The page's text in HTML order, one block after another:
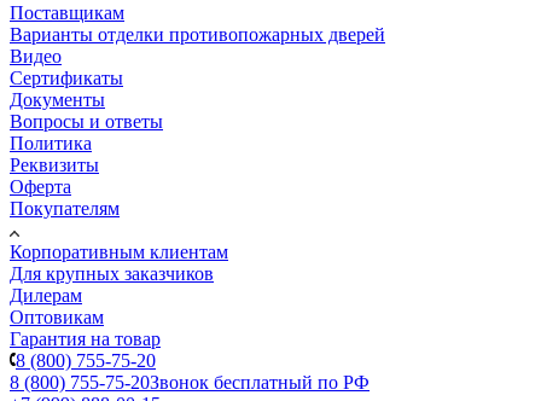
Поставщикам
Варианты отделки противопожарных дверей
Видео
Сертификаты
Документы
Вопросы и ответы
Политика
Реквизиты
Оферта
Покупателям
Корпоративным клиентам
Для крупных заказчиков
Дилерам
Оптовикам
Гарантия на товар
8 (800) 755-75-20
8 (800) 755-75-20Звонок бесплатный по РФ